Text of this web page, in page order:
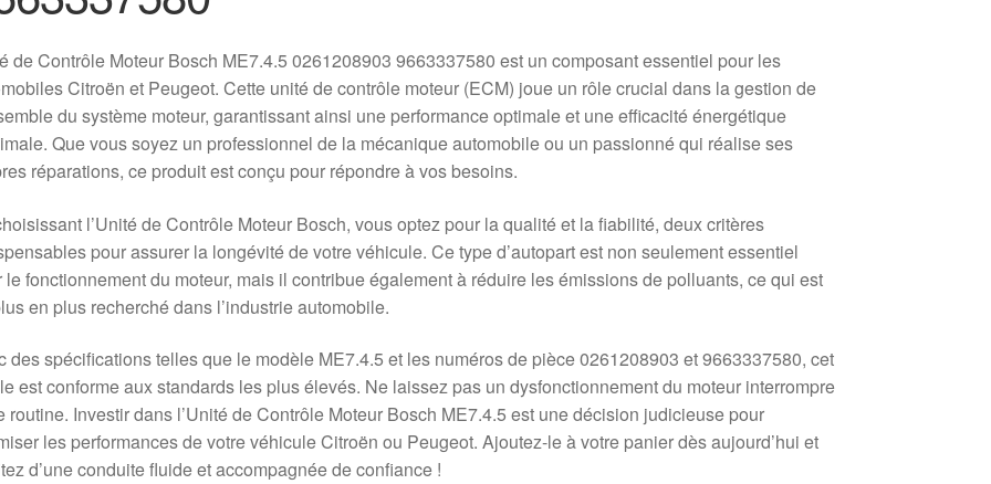
de Contrôle Moteur Bosch ME7.4.5 0261208903 9663337580 est un composant essentiel pour les
Citroën et Peugeot. Cette unité de contrôle moteur (ECM) joue un rôle crucial dans la gestion de
du système moteur, garantissant ainsi une performance optimale et une efficacité énergétique
Que vous soyez un professionnel de la mécanique automobile ou un passionné qui réalise ses
réparations, ce produit est conçu pour répondre à vos besoins.
l’Unité de Contrôle Moteur Bosch, vous optez pour la qualité et la fiabilité, deux critères
pour assurer la longévité de votre véhicule. Ce type d’autopart est non seulement essentiel
le fonctionnement du moteur, mais il contribue également à réduire les émissions de polluants, ce qui est
en plus recherché dans l’industrie automobile.
des spécifications telles que le modèle ME7.4.5 et les numéros de pièce 0261208903 et 9663337580, cet
est conforme aux standards les plus élevés. Ne laissez pas un dysfonctionnement du moteur interrompre
routine. Investir dans l’Unité de Contrôle Moteur Bosch ME7.4.5 est une décision judicieuse pour
les performances de votre véhicule Citroën ou Peugeot. Ajoutez-le à votre panier dès aujourd’hui et
d’une conduite fluide et accompagnée de confiance !